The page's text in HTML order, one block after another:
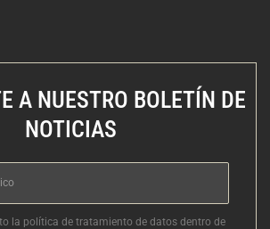
A NUESTRO BOLETÍN DE
NOTICIAS
la política de tratamiento de datos dentro de